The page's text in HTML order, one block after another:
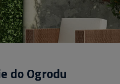
do Ogrodu